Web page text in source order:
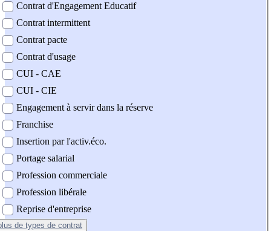
Contrat d'Engagement Educatif
Contrat intermittent
Contrat pacte
Contrat d'usage
CUI - CAE
CUI - CIE
Engagement à servir dans la réserve
Franchise
Insertion par l'activ.éco.
Portage salarial
Profession commerciale
Profession libérale
Reprise d'entreprise
de types de contrat